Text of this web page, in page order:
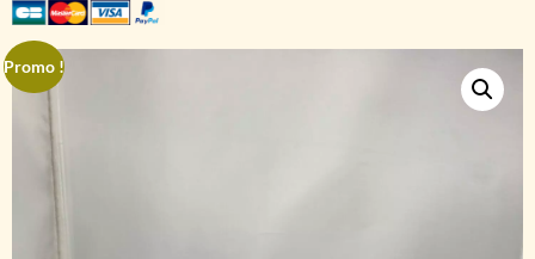
Promo !